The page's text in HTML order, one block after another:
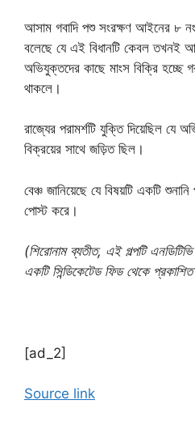
আসাম গবাদি পশু সংরক্ষণ আইনের ৮
বলেছে যে এই বিধানটি কেবল তখনই
অভিযুক্তদের কাছে মাংস বিক্রি হচ্ছে
থাকলে।
রাজ্যের পরামর্শটি যুক্তি দিয়েছিল যে
বিক্রয়ের সাথে জড়িত ছিল।
বেঞ্চ জানিয়েছে যে বিষয়টি একটি
পোস্ট করে।
(শিরোনাম ব্যতীত, এই গল্পটি
একটি সিন্ডিকেটেড ফিড থেকে
[ad_2]
Source link